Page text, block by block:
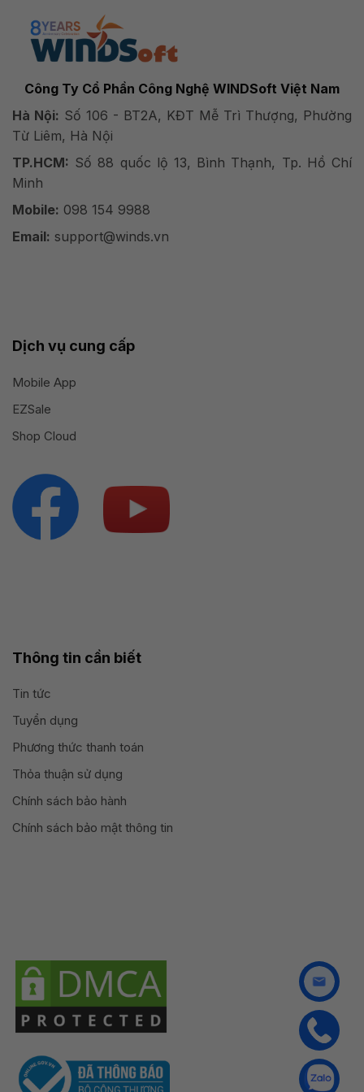
Công Ty Cổ Phần Công Nghệ WINDSoft Việt Nam
Hà Nội: Số 106 - BT2A, KĐT Mễ Trì Thượng, Phường
Từ Liêm, Hà Nội
TP.HCM: Số 88 quốc lộ 13, Bình Thạnh, Tp. Hồ Chí
Minh
Mobile: 098 154 9988
Email: support@winds.vn
Dịch vụ cung cấp
Mobile App
EZSale
Shop Cloud
Thông tin cần biết
Tin tức
Tuyển dụng
Phương thức thanh toán
Thỏa thuận sử dụng
Chính sách bảo hành
Chính sách bảo mật thông tin